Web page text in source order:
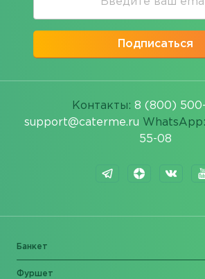
Подписаться
Контакты: 8 (800)
support@caterme.ru WhatsApp:
55-08
Банкет
Фуршет